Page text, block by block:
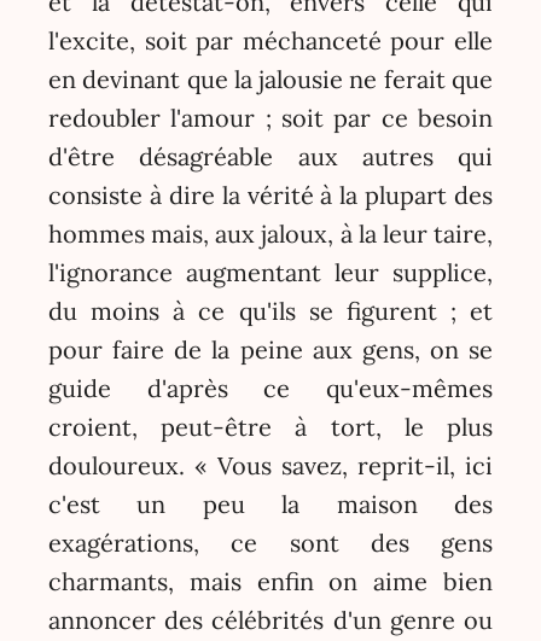
l'excite, soit par méchanceté pour elle
en devinant que la jalousie ne ferait que
redoubler l'amour ; soit par ce besoin
d'être désagréable aux autres qui
consiste à dire la vérité à la plupart des
hommes mais, aux jaloux, à la leur taire,
l'ignorance augmentant leur supplice,
du moins à ce qu'ils se figurent ; et
pour faire de la peine aux gens, on se
guide d'après ce qu'eux-mêmes
croient, peut-être à tort, le plus
douloureux. « Vous savez, reprit-il, ici
c'est un peu la maison des
exagérations, ce sont des gens
charmants, mais enfin on aime bien
annoncer des célébrités d'un genre ou